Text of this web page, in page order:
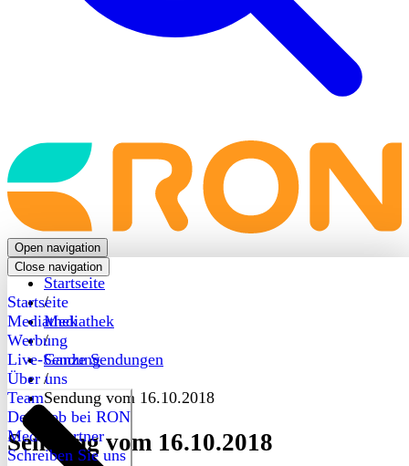
Back
to
frontpage
Open navigation
Close navigation
Startseite
Mediathek
Werbung
Live-Sendung
Über uns
Team
Dein Job bei RON
Medienpartner
Schreiben Sie uns
Startseite
/
Mediathek
/
Ganze Sendungen
/
Sendung vom 16.10.2018
Sendung vom 16.10.2018